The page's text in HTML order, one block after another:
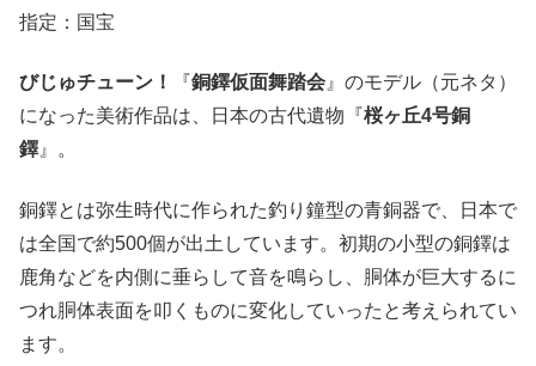
指定：国宝
びじゅチューン！ 『銅鐸仮面舞踏会 』のモデル（元ネタ）
になった美術作品は、日本の古代遺物『桜ヶ丘4号銅
鐸』。
銅鐸とは弥生時代に作られた釣り鐘型の青銅器で、日本で
は全国で約500個が出土しています。初期の小型の銅鐸は
鹿角などを内側に垂らして音を鳴らし、胴体が巨大するに
つれ胴体表面を叩くものに変化していったと考えられてい
ます。